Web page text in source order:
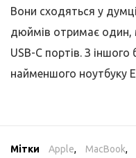
Вони сходяться у
дюймів отримає
USB-C портів. З
найменшого ноутбуку
Мітки Apple, MacBook,